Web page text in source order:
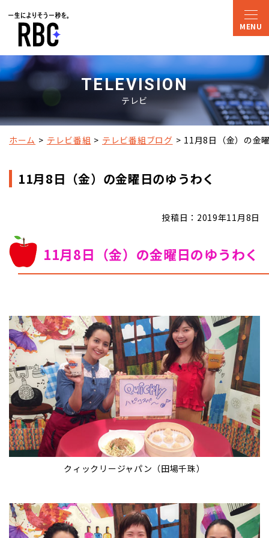
TELEVISION
テレビ
ホーム テレビ番組 テレビ番組ブログ 11月8日（金）の金
11月8日（金）の金曜日のゆうわく
投稿日：2019年11月8日
11月8日（金）の金曜日のゆうわく
クィックリージャパン（田場千珠）